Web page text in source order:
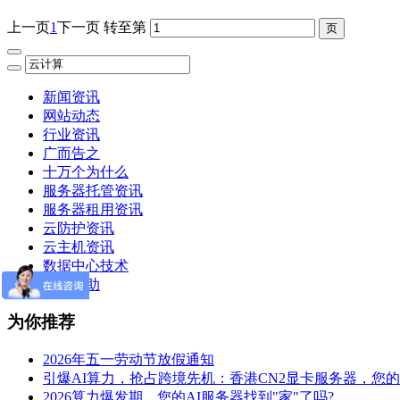
上一页1下一页 转至第
新闻资讯
网站动态
行业资讯
广而告之
十万个为什么
服务器托管资讯
服务器租用资讯
云防护资讯
云主机资讯
数据中心技术
备案帮助
为你推荐
2026年五一劳动节放假通知
引爆AI算力，抢占跨境先机：香港CN2显卡服务器，您
2026算力爆发期，您的AI服务器找到"家"了吗?